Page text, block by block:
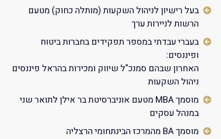
בעל רישיון לניהול השקעות (מותלה כחוק) מטעם
הרשות לניירות ערך
בעברי עבדתי במספר תפקידים בחברות ביטוח
ופיננסים:
האחרון שבהם סמנכ"ל שיווק ומכירות בהראל פיננסים
ניהול השקעות
מוסמך MBA מטעם אוניברסיטת בר אילן לתואר שני
במנהל עסקים
מוסמך BA מהמרכז הבינתחומי הרצליה